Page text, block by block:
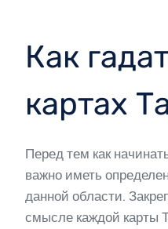
Как
картах
Перед тем как
важно иметь
данной области.
смысле каждой карты